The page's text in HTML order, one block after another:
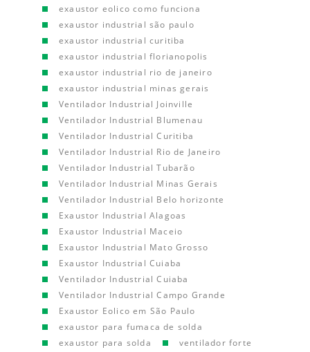
exaustor eolico como funciona
exaustor industrial são paulo
exaustor industrial curitiba
exaustor industrial florianopolis
exaustor industrial rio de janeiro
exaustor industrial minas gerais
Ventilador Industrial Joinville
Ventilador Industrial Blumenau
Ventilador Industrial Curitiba
Ventilador Industrial Rio de Janeiro
Ventilador Industrial Tubarão
Ventilador Industrial Minas Gerais
Ventilador Industrial Belo horizonte
Exaustor Industrial Alagoas
Exaustor Industrial Maceio
Exaustor Industrial Mato Grosso
Exaustor Industrial Cuiaba
Ventilador Industrial Cuiaba
Ventilador Industrial Campo Grande
Exaustor Eolico em São Paulo
exaustor para fumaca de solda
exaustor para solda
ventilador forte